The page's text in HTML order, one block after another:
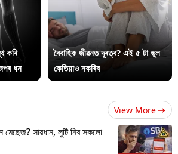
কৰি
ধন
বৈবাহিক জীৱনত দূৰত্ব? এই ৫ টা ভুল
কেতিয়াও নকৰিব
View More
সাৱধান, লুটি নিব সকলো